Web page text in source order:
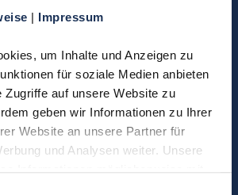
| Impressum
um Inhalte und Anzeigen zu
für soziale Medien anbieten
Zugriffe auf unsere Website zu
geben wir Informationen zu Ihrer
Website an unsere Partner für
und Analysen weiter. Unsere
Informationen möglicherweise mit
Fragen, möchten
bestellen oder eine
zurücksenden?
Kontakt